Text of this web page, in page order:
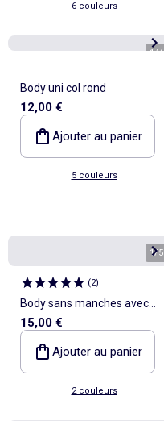
6 couleurs
1/4
Body uni col rond
12,00 €
Ajouter au panier
5 couleurs
1/5
(2)
Body sans manches avec
épaulettes
15,00 €
Ajouter au panier
2 couleurs